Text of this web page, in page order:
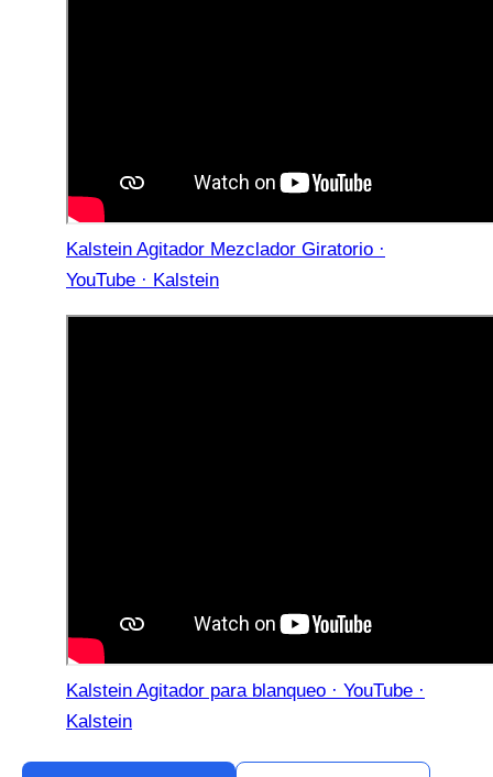
Kalstein Agitador Mezclador Giratorio ·
YouTube · Kalstein
Kalstein Agitador para blanqueo · YouTube ·
Kalstein